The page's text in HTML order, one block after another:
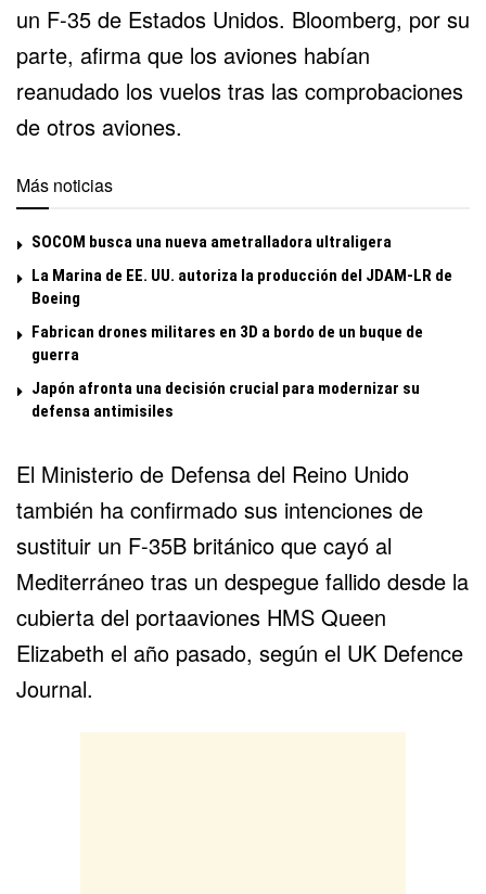
un F-35 de Estados Unidos. Bloomberg, por su
parte, afirma que los aviones habían
reanudado los vuelos tras las comprobaciones
de otros aviones.
Más noticias
SOCOM busca una nueva ametralladora ultraligera
La Marina de EE. UU. autoriza la producción del JDAM-LR de
Boeing
Fabrican drones militares en 3D a bordo de un buque de
guerra
Japón afronta una decisión crucial para modernizar su
defensa antimisiles
El Ministerio de Defensa del Reino Unido
también ha confirmado sus intenciones de
sustituir un F-35B británico que cayó al
Mediterráneo tras un despegue fallido desde la
cubierta del portaaviones HMS Queen
Elizabeth el año pasado, según el UK Defence
Journal.